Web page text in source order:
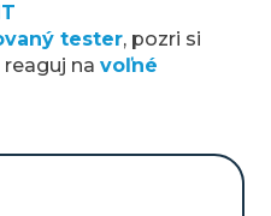
IT
tester, pozri si
reaguj navoľné